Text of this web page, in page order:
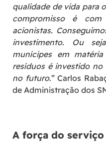
qualidade de vida para
compromisso é
acionistas.
investimento. Ou
munícipes em
resíduos é investido
no futuro.” Carlos
de Administração dos
A força do